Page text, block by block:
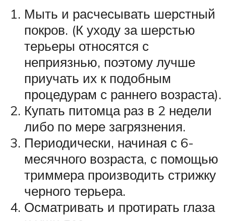
Мыть и расчесывать шерстный
покров. (К уходу за шерстью
терьеры относятся с
неприязнью, поэтому лучше
приучать их к подобным
процедурам с раннего возраста).
Купать питомца раз в 2 недели
либо по мере загрязнения.
Периодически, начиная с 6-
месячного возраста, с помощью
триммера производить стрижку
черного терьера.
Осматривать и протирать глаза